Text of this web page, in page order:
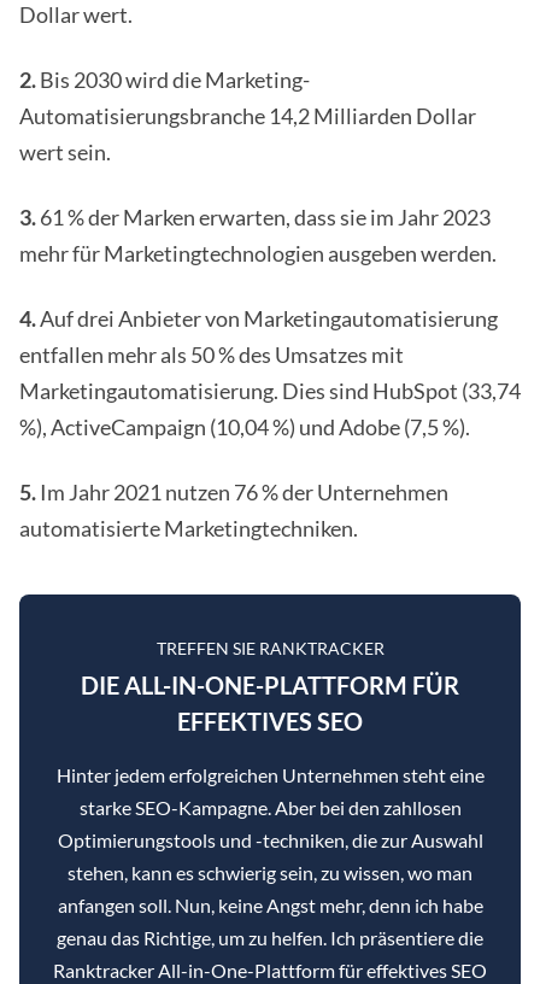
Dollar wert.
2.Bis 2030 wird die Marketing-
Automatisierungsbranche 14,2 Milliarden Dollar
wert sein.
3.61 % der Marken erwarten, dass sie im Jahr 2023
mehr für Marketingtechnologien ausgeben werden.
4.Auf drei Anbieter von Marketingautomatisierung
entfallen mehr als 50 % des Umsatzes mit
Marketingautomatisierung. Dies sind HubSpot (33,74
%), ActiveCampaign (10,04 %) und Adobe (7,5 %).
5. Im Jahr 2021 nutzen 76 % der Unternehmen
automatisierte Marketingtechniken.
TREFFEN SIE RANKTRACKER
DIE ALL-IN-ONE-PLATTFORM FÜR
EFFEKTIVES SEO
Hinter jedem erfolgreichen Unternehmen steht eine
starke SEO-Kampagne. Aber bei den zahllosen
Optimierungstools und -techniken, die zur Auswahl
stehen, kann es schwierig sein, zu wissen, wo man
anfangen soll. Nun, keine Angst mehr, denn ich habe
genau das Richtige, um zu helfen. Ich präsentiere die
Ranktracker All-in-One-Plattform für effektives SEO